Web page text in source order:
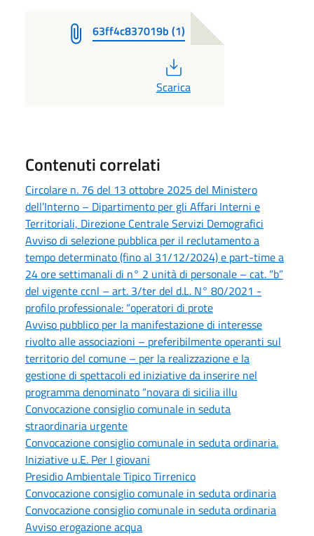
63ff4c837019b (1)
Scarica
Contenuti correlati
Circolare n. 76 del 13 ottobre 2025 del Ministero
dell’Interno – Dipartimento per gli Affari Interni e
Territoriali, Direzione Centrale Servizi Demografici
Avviso di selezione pubblica per il reclutamento a
tempo determinato (fino al 31/12/2024) e part-time a
24 ore settimanali di n° 2 unità di personale – cat. “b”
del vigente ccnl – art. 3/ter del d.L. N° 80/2021 -
profilo professionale: “operatori di prote
Avviso pubblico per la manifestazione di interesse
rivolto alle associazioni – preferibilmente operanti sul
territorio del comune – per la realizzazione e la
gestione di spettacoli ed iniziative da inserire nel
programma denominato “novara di sicilia illu
Convocazione consiglio comunale in seduta
straordinaria urgente
Convocazione consiglio comunale in seduta ordinaria.
Iniziative u.E. Per I giovani
Presidio Ambientale Tipico Tirrenico
Convocazione consiglio comunale in seduta ordinaria
Convocazione consiglio comunale in seduta ordinaria
Avviso erogazione acqua